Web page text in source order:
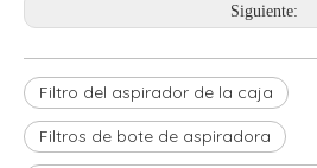
Siguiente:
Filtro del aspirador de la caja
Filtros de bote de aspiradora